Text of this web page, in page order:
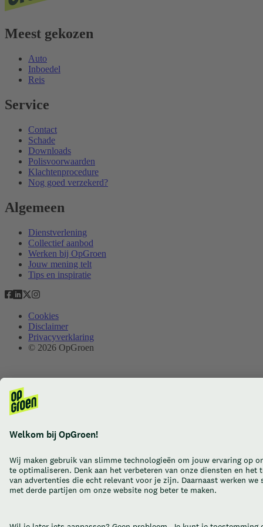
Meest gekozen
Auto
Inboedel
Reis
Service
Contact
Schade
Downloads
Polisvoorwaarden
Klachtenprocedure
Nog goed verzekerd?
Algemeen
Dienstverlening
Collectief aanbod
Werken bij OpGroen
Jouw mening telt
Tips en inspiratie
Cookies
Disclaimer
Privacyverklaring
© 2026 OpGroen